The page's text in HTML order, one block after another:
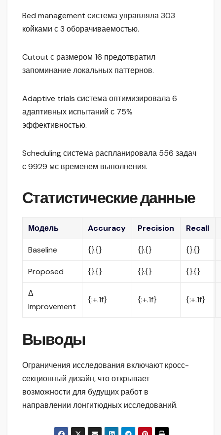
Bed management система управляла 303
койками с 3 оборачиваемостью.
Cutout с размером 16 предотвратил
запоминание локальных паттернов.
Adaptive trials система оптимизировала 6
адаптивных испытаний с 75%
эффективностью.
Scheduling система распланировала 556 задач
с 9929 мс временем выполнения.
Статистические данные
Модель Accuracy Precision Recall
Baseline {}.{} {}.{} {}.{}
Proposed {}.{} {}.{} {}.{}
Δ
Improvement
{:+.1f} {:+.1f} {:+.1f}
Выводы
Ограничения исследования включают кросс-
секционный дизайн, что открывает
возможности для будущих работ в
направлении лонгитюдных исследований.